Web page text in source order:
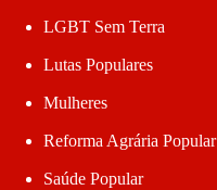
LGBT Sem Terra
Lutas Populares
Mulheres
Reforma Agrária Popular
Saúde Popular